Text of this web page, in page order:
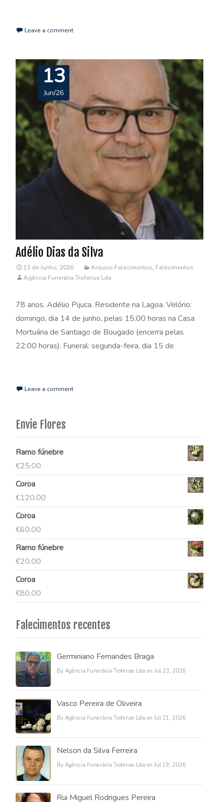
Leave a comment
13
Jun/26
Adélio Dias da Silva
13 de Junho, 2026 Arquivo Falecimentos, Falecimentos
Agência Funerária Trofense Lda
78 anos. Adélio Pijuca. Residente na Lagoa. Velório:
domingo, dia 14 de junho, pelas 15:00 horas na Casa
Mortuária de Santiago de Bougado (encerra pelas
22:00 horas). Funeral: segunda-feira, dia 15 de
Leave a comment
Envie Flores
Ramo fúnebre
€25.00
Coroa
€120.00
Coroa
€60.00
Ramo fúnebre
€20.00
Coroa
€80.00
Falecimentos recentes
Germiniano Fernandes Braga
By Agência Funerária Trofense Lda on Jul 23, 2026
Vasco Pereira de Oliveira
By Agência Funerária Trofense Lda on Jul 21, 2026
Nelson da Silva Ferreira
By Agência Funerária Trofense Lda on Jul 19, 2026
Rui Miguel Rodrigues Pereira